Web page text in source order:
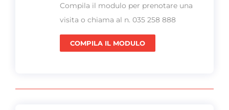
Compila il modulo per prenotare una
visita o chiama al n. 035 258 888
COMPILA IL MODULO